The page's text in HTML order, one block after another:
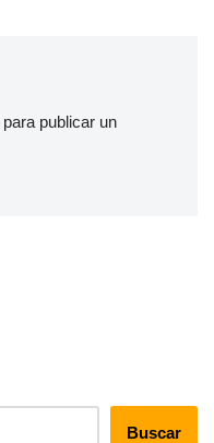
para publicar un
Buscar